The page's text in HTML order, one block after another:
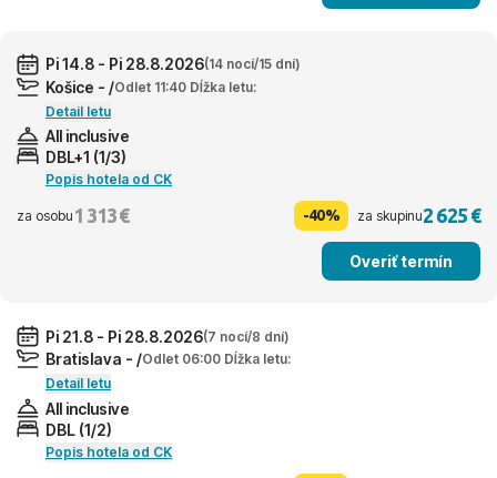
Pi 14.8 - Pi 28.8.2026(14 nocí/15 dní)
Košice - /Odlet 11:40 Dĺžka letu:
Detail letu
All inclusive
DBL+1 (1/3)
Popis hotela od CK
za osobu 1 313 € -40% za skupinu2 625 €
Overiť termín
Pi 21.8 - Pi 28.8.2026(7 nocí/8 dní)
Bratislava - /Odlet 06:00 Dĺžka letu:
Detail letu
All inclusive
DBL (1/2)
Popis hotela od CK